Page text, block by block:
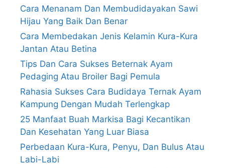
Cara Menanam Dan Membudidayakan Sawi
Hijau Yang Baik Dan Benar
Cara Membedakan Jenis Kelamin Kura-Kura
Jantan Atau Betina
Tips Dan Cara Sukses Beternak Ayam
Pedaging Atau Broiler Bagi Pemula
Rahasia Sukses Cara Budidaya Ternak Ayam
Kampung Dengan Mudah Terlengkap
25 Manfaat Buah Markisa Bagi Kecantikan
Dan Kesehatan Yang Luar Biasa
Perbedaan Kura-Kura, Penyu, Dan Bulus Atau
Labi-Labi